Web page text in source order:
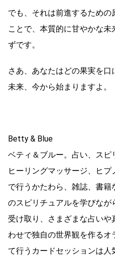
でも、それは前進するため
ことで、本質的に甘やかな
ずです。
さあ、あなたはどの果実を
未来、今から始まりますよ。
Betty & Blue
ベティ＆ブルー。占い、スピ
ヒーリングマッサージ、ヒ
で行うかたわら、雑誌、書
のスピリチュアルを学びな
受け取り、さまざまな占い
わせで独自の世界観を作る
て行うカードセッションは